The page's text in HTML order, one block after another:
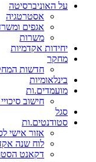
על האוניברסיטה
אסטרטגיה
אגפים
משרות
יחידות אקדמיות
מחקר
חדשות
בינלאומיות
מועמדים.ות
חישוב
סגל
סטודנטים.ות
אזור אישי
לוח שנה
דקאנט